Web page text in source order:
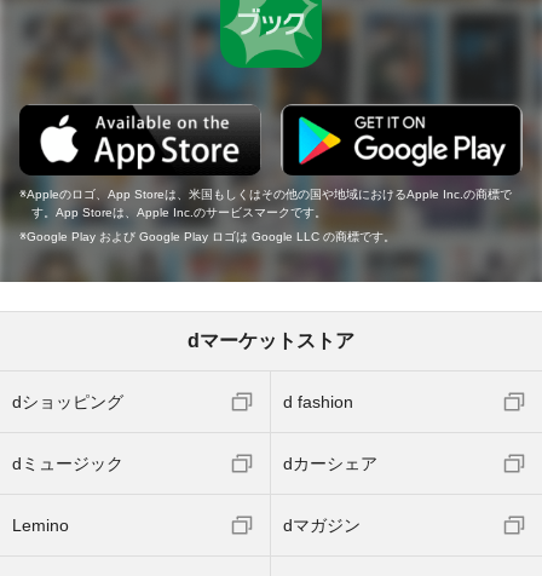
Appleのロゴ、App Storeは、米国もしくはその他の国や地域におけるApple Inc.の商標で
す。App Storeは、Apple Inc.のサービスマークです。
Google Play および Google Play ロゴは Google LLC の商標です。
dマーケットストア
dショッピング d fashion
dミュージック dカーシェア
Lemino dマガジン